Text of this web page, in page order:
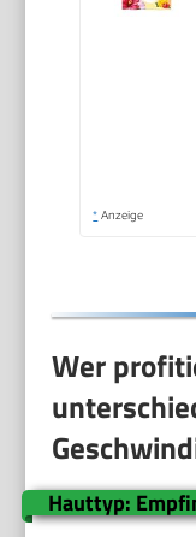
* Anzeige
Wer
Hauttyp: